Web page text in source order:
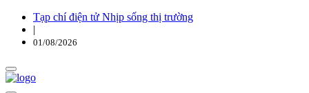
Tạp chí điện tử Nhịp sống thị trường
|
01/08/2026